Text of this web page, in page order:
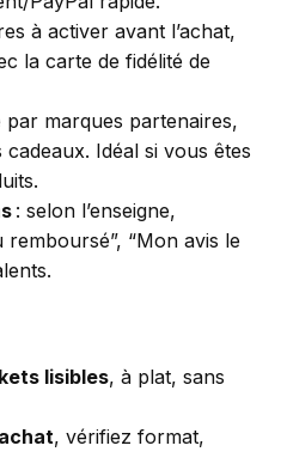
à activer avant l’achat,
la carte de fidélité de
par marques partenaires,
Idéal si vous êtes
: selon l’enseigne,
“Mon avis le
lisibles, à plat, sans
, vérifiez format,